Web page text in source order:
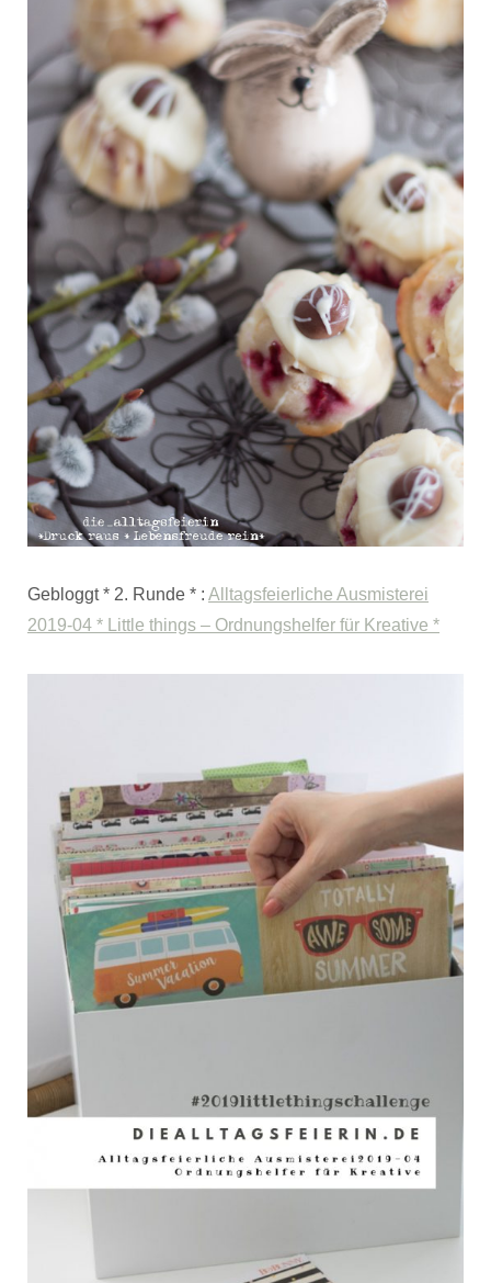
Gebloggt * 2. Runde * : Alltagsfeierliche Ausmisterei
2019-04 * Little things – Ordnungshelfer für Kreative *